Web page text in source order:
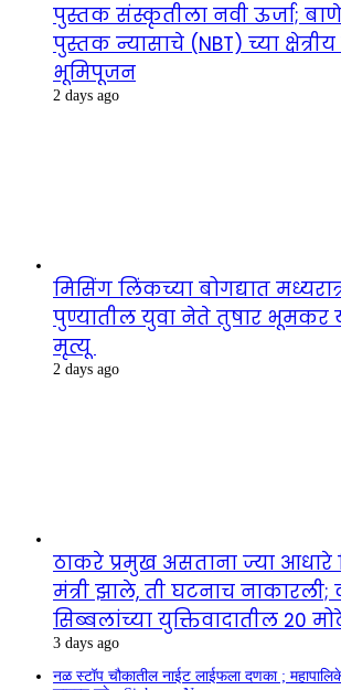
पुस्तक संस्कृतीला नवी ऊर्जा;
पुस्तक न्यासाचे (NBT) च्या
भूमिपूजन
2 days ago
मिसिंग लिंकच्या बोगद्यात
पुण्यातील युवा नेते तुषार भूमकर
मृत्यू
2 days ago
ठाकरे प्रमुख असताना ज्या
मंत्री झाले, ती घटनाच
सिब्बलांच्या युक्तिवादातील 20
3 days ago
नळ स्टॉप चौकातील नाईट लाईफला दणका ;